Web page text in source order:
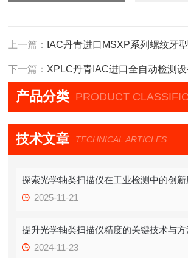
上一篇： IAC丹青进口MSXP系列螺纹牙
下一篇： XPLC丹青IAC进口全自动检测设备
产品分类 PRODUCT
技术文章 TECHNICAL ARTICLES
探索光学轴类扫描仪在工业检测中的创新
2025-11-21
提升光学轴类扫描仪精度的关键技术与方
2024-11-23